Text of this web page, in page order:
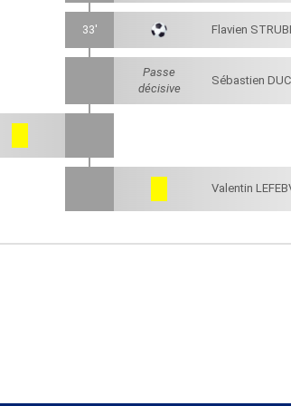
33' Flavien
Passe
décisive
Sébastien
Valentin